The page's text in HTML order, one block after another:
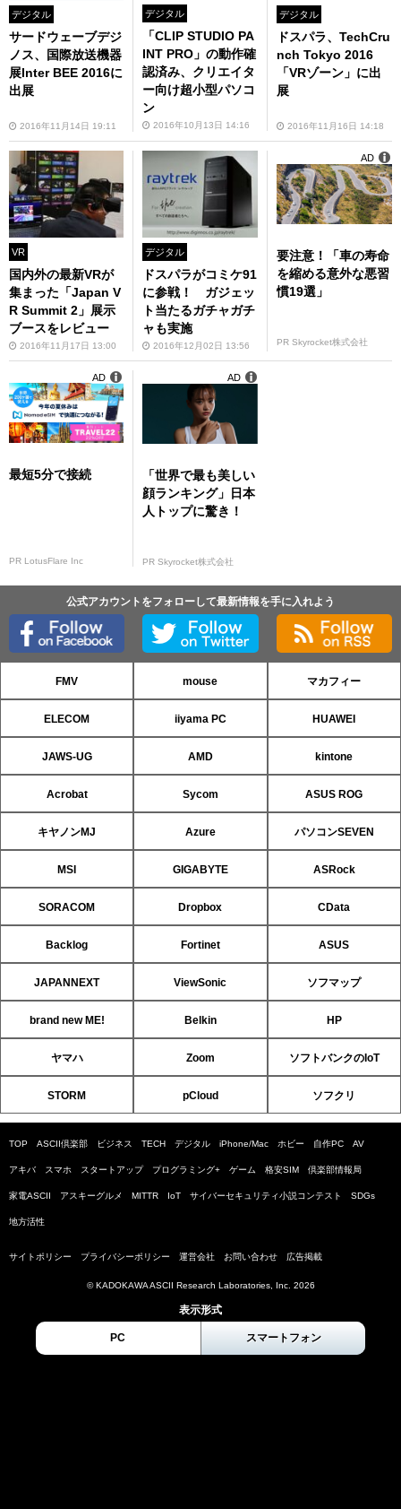
デジタル
サードウェーブデジ
ノス、国際放送機器
展Inter BEE 2016に
出展
2016年11月14日 19:11
デジタル
「CLIP STUDIO PA
INT PRO」の動作確
認済み、クリエイタ
ー向け超小型パソコ
ン
2016年10月13日 14:16
デジタル
ドスパラ、TechCru
nch Tokyo 2016
「VRゾーン」に出
展
2016年11月16日 14:18
VR
国内外の最新VRが
集まった「Japan V
R Summit 2」展示
ブースをレビュー
2016年11月17日 13:00
デジタル
ドスパラがコミケ91
に参戦！ ガジェッ
ト当たるガチャガチ
ャも実施
2016年12月02日 13:56
要注意！「車の寿命
を縮める意外な悪習
慣19選」
PR Skyrocket株式会社
AD
最短5分で接続
PR LotusFlare Inc
AD
「世界で最も美しい
顔ランキング」日本
人トップに驚き！
PR Skyrocket株式会社
AD
公式アカウントをフォローして最新情報を手に入れよう
FMV mouse マカフィー
ELECOM iiyama PC HUAWEI
JAWS-UG AMD kintone
Acrobat Sycom ASUS ROG
キヤノンMJ Azure パソコンSEVEN
MSI GIGABYTE ASRock
SORACOM Dropbox CData
Backlog Fortinet ASUS
JAPANNEXT ViewSonic ソフマップ
brand new ME! Belkin HP
ヤマハ Zoom ソフトバンクのIoT
STORM pCloud ソフクリ
TOP ASCII倶楽部 ビジネス TECH デジタル iPhone/Mac ホビー 自作PC AV
アキバ スマホ スタートアップ プログラミング+ ゲーム 格安SIM 倶楽部情報局
家電ASCII アスキーグルメ MITTR IoT サイバーセキュリティ小説コンテスト SDGs
地方活性
サイトポリシー プライバシーポリシー 運営会社 お問い合わせ 広告掲載
© KADOKAWA ASCII Research Laboratories, Inc. 2026
表示形式
PC スマートフォン